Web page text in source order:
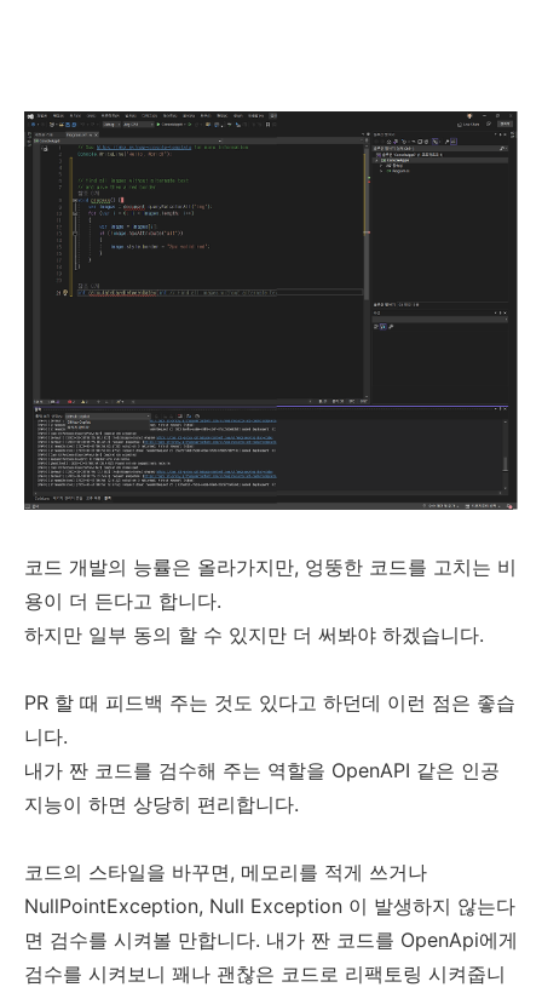
코드 개발의 능률은 올라가지만, 엉뚱한 코드를 고치는 비
용이 더 든다고 합니다.
하지만 일부 동의 할 수 있지만 더 써봐야 하겠습니다.
PR 할 때 피드백 주는 것도 있다고 하던데 이런 점은 좋습
니다.
내가 짠 코드를 검수해 주는 역할을 OpenAPI 같은 인공
지능이 하면 상당히 편리합니다.
코드의 스타일을 바꾸면, 메모리를 적게 쓰거나
NullPointException, Null Exception 이 발생하지 않는다
면 검수를 시켜볼 만합니다. 내가 짠 코드를 OpenApi에게
검수를 시켜보니 꽤나 괜찮은 코드로 리팩토링 시켜줍니